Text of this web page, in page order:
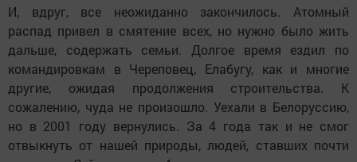
И, вдруг, все неожиданно закончилось. Атомный
распад привел в смятение всех, но нужно было жить
дальше, содержать семьи. Долгое время ездил по
командировкам в Череповец, Елабугу, как и многие
другие, ожидая продолжения строительства. К
сожалению, чуда не произошло. Уехали в Белоруссию,
но в 2001 году вернулись. За 4 года так и не смог
отвыкнуть от нашей природы, людей, ставших почти